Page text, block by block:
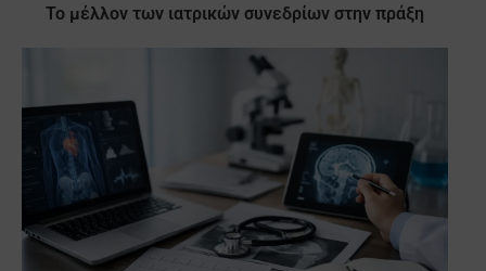
Το μέλλον των ιατρικών συνεδρίων στην πράξη